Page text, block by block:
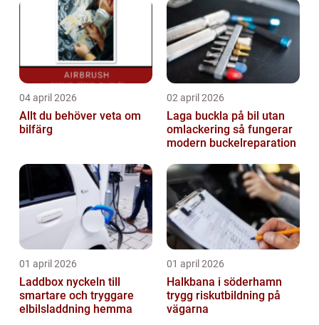
04 april 2026
Allt du behöver veta om
bilfärg
02 april 2026
Laga buckla på bil utan
omlackering så fungerar
modern buckelreparation
01 april 2026
Laddbox nyckeln till
smartare och tryggare
elbilsladdning hemma
01 april 2026
Halkbana i söderhamn
trygg riskutbildning på
vägarna